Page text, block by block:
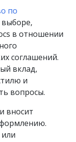
по
в отношении
соглашений.
вклад,
и
вопросы.
вносит